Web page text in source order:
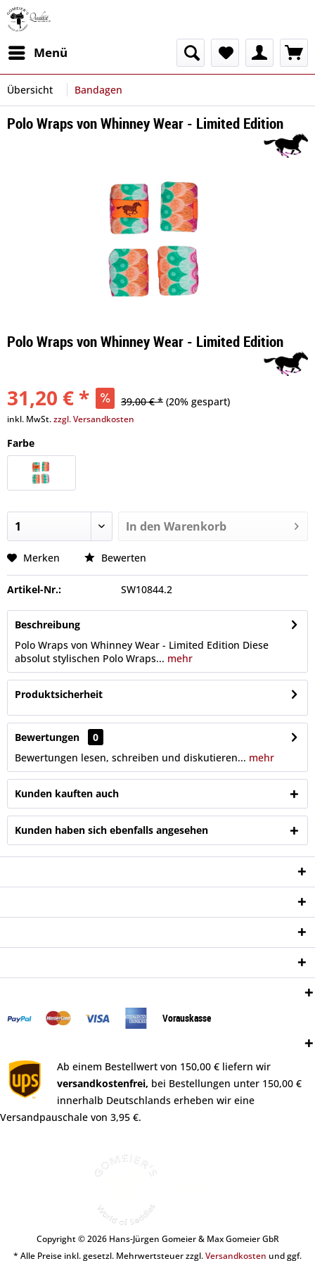
Menü
Übersicht Bandagen
Polo Wraps von Whinney Wear - Limited Edition
Polo Wraps von Whinney Wear - Limited Edition
31,20 € * 39,00 € * (20% gespart)
inkl. MwSt.zzgl. Versandkosten
Farbe
In den Warenkorb
Merken Bewerten
Artikel-Nr.: SW10844.2
Beschreibung
Polo Wraps von Whinney Wear - Limited Edition Diese
absolut stylischen Polo Wraps... mehr
Produktsicherheit
Bewertungen
0
Bewertungen lesen, schreiben und diskutieren... mehr
Kunden kauften auch
Kunden haben sich ebenfalls angesehen
Vorauskasse
Ab einem Bestellwert von 150,00 € liefern wir
versandkostenfrei, bei Bestellungen unter 150,00 €
innerhalb Deutschlands erheben wir eine
Versandpauschale von 3,95 €.
Copyright © 2026 Hans-Jürgen Gomeier & Max Gomeier GbR
* Alle Preise inkl. gesetzl. Mehrwertsteuer zzgl.Versandkosten und ggf.